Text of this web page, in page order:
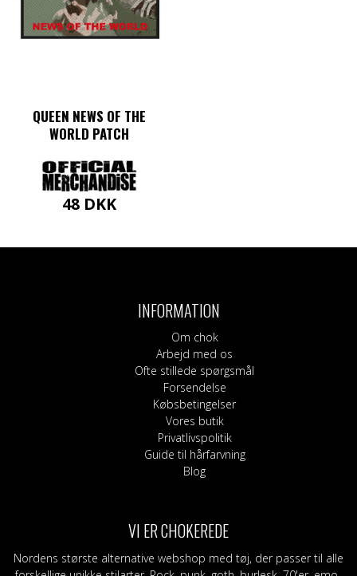
QUEEN NEWS OF THE
WORLD PATCH
48 DKK
INFORMATION
Om chok
Arbejd med os
Ofte stillede spørgsmål
Forsendelse
Købsbetingelser
Vores butik
Privatlivspolitik
Guide til hårfarvning
Blog
VI ER CHOKEREDE
Nordens største alternative webshop med tøj, der passer til alle